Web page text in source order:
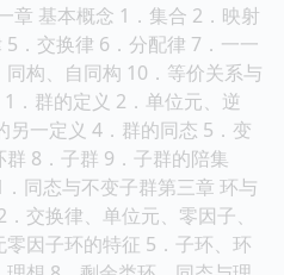
章 基本概念 1．集合 2．映射
．交换律 6．分配律 7．一一
构、自同构 10．等价关系与
．群的定义 2．单位元、逆
另一定义 4．群的同态 5．变
8．子群 9．子群的陪集
同态与不变子群第三章 环与
交换律、单位元、零因子、
因子环的特征 5．子环、环